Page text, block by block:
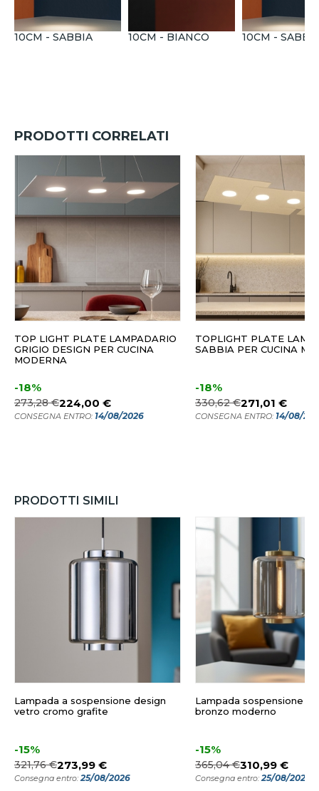
10CM - SABBIA 10CM - BIANCO 10CM -
PRODOTTI CORRELATI
TOP LIGHT PLATE LAMPADARIO
GRIGIO DESIGN PER CUCINA
MODERNA
-18%
273,28 €224,00 €
CONSEGNA ENTRO: 14/08/2026
TOPLIGHT PLATE
SABBIA PER CUCINA
-18%
330,62 €271,01 €
CONSEGNA ENTRO: 14/08/
PRODOTTI SIMILI
Lampada a sospensione design
vetro cromo grafite
-15%
321,76 €273,99 €
Consegna entro:25/08/2026
Lampada sospensione in
bronzo moderno
-15%
365,04 €310,99 €
Consegna entro:25/08/2026